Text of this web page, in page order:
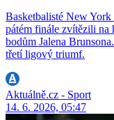
Basketbalisté New
pátém finále zvítězili na
bodům Jalena
třetí ligový triumf.
Aktuálně.cz - Sport
14. 6. 2026, 05:47